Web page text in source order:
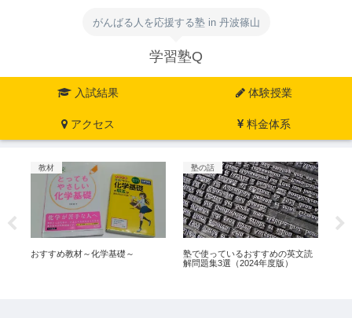
がんばる人を応援する塾 in 丹波篠山
学習塾Q
入試結果 体験授業
アクセス 料金体系
教材
おすすめ教材～化学基礎～
塾の話
塾で使っているおすすめの英文読
解問題集3選（2024年度版）